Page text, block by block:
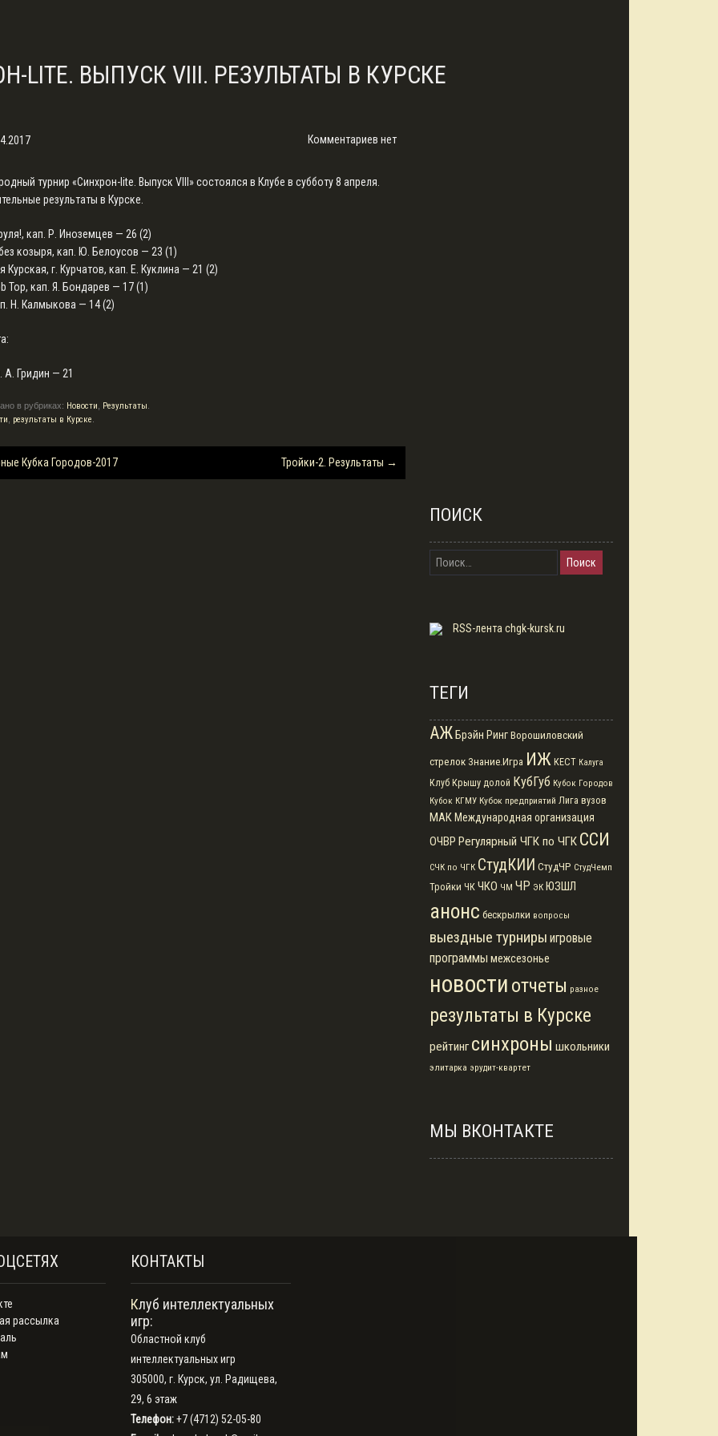
LITE. ВЫПУСК VIII. РЕЗУЛЬТАТЫ В КУРСКЕ
Комментариев нет
турнир «Синхрон-lite. Выпуск VIII» состоялся в Клубе в субботу 8 апреля.
результаты в Курске.
кап. Р. Иноземцев — 26 (2)
козыря, кап. Ю. Белоусов — 23 (1)
Курская, г. Курчатов, кап. Е. Куклина — 21 (2)
Top, кап. Я. Бондарев — 17 (1)
Н. Калмыкова — 14 (2)
А. Гридин — 21
в рубриках: Новости Результаты
результаты в Курске
Кубка Городов-2017 Тройки-2. Результаты →
ПОИСК
Найти:
RSS-лента chgk-kursk.ru
ТЕГИ
АЖ Брэйн РингВорошиловский
стрелок Знание.Игра ИЖ КЕСТ Калуга
Клуб Крышу долой КубГуб Кубок Городов
Кубок КГМУ Кубок предприятий Лига вузов
МАК Международная организация
ОЧВР Регулярный ЧГК по ЧГК ССИ
СЧК по ЧГК СтудКИИ СтудЧР СтудЧемп
Тройки ЧК ЧКО ЧМ ЧР ЭК ЮЗШЛ
анонс бескрылки вопросы
выездные турниры игровые
программы межсезонье
новости отчеты разное
результаты в Курске
рейтинг синхроны школьники
элитарка эрудит-квартет
МЫ ВКОНТАКТЕ
рассылка
КОНТАКТЫ
Клуб интеллектуальных
игр:
Областной клуб
интеллектуальных игр
305000, г. Курск, ул. Радищева,
29, 6 этаж
Телефон:+7 (4712) 52-05-80